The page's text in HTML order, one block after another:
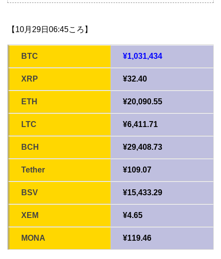
【10月29日06:45ころ】
BTC ¥1,031,434
XRP ¥32.40
ETH ¥20,090.55
LTC ¥6,411.71
BCH ¥29,408.73
Tether ¥109.07
BSV ¥15,433.29
XEM ¥4.65
MONA ¥119.46